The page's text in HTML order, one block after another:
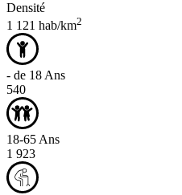
Densité
1 121 hab/km2
- de 18 Ans
540
18-65 Ans
1 923